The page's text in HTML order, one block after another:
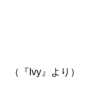
（『Ivy』より）